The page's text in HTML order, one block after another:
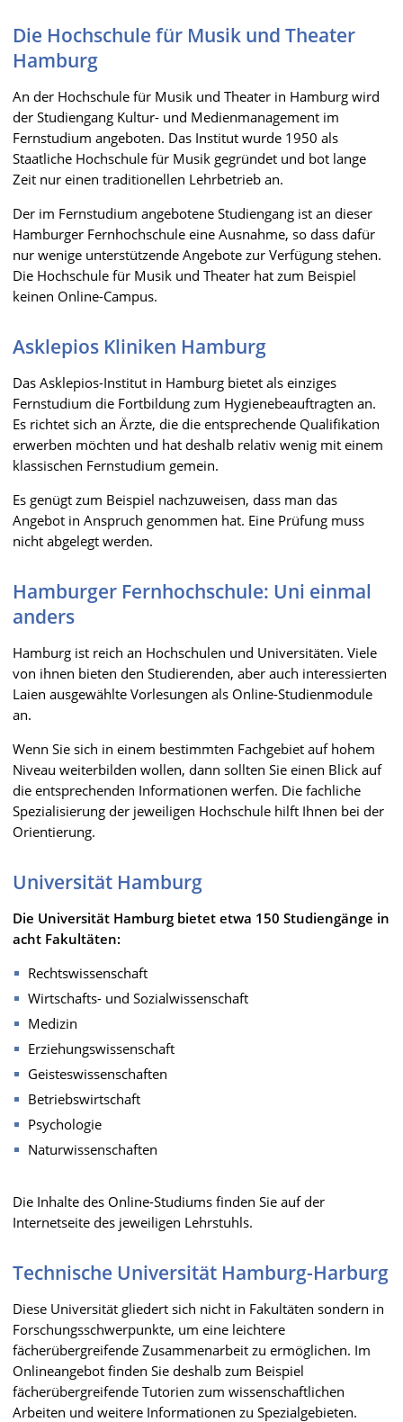
Die Hochschule für Musik und Theater
Hamburg
An der Hochschule für Musik und Theater in Hamburg wird
der Studiengang Kultur- und Medienmanagement im
Fernstudium angeboten. Das Institut wurde 1950 als
Staatliche Hochschule für Musik gegründet und bot lange
Zeit nur einen traditionellen Lehrbetrieb an.
Der im Fernstudium angebotene Studiengang ist an dieser
Hamburger Fernhochschule eine Ausnahme, so dass dafür
nur wenige unterstützende Angebote zur Verfügung stehen.
Die Hochschule für Musik und Theater hat zum Beispiel
keinen Online-Campus.
Asklepios Kliniken Hamburg
Das Asklepios-Institut in Hamburg bietet als einziges
Fernstudium die Fortbildung zum Hygienebeauftragten an.
Es richtet sich an Ärzte, die die entsprechende Qualifikation
erwerben möchten und hat deshalb relativ wenig mit einem
klassischen Fernstudium gemein.
Es genügt zum Beispiel nachzuweisen, dass man das
Angebot in Anspruch genommen hat. Eine Prüfung muss
nicht abgelegt werden.
Hamburger Fernhochschule: Uni einmal
anders
Hamburg ist reich an Hochschulen und Universitäten. Viele
von ihnen bieten den Studierenden, aber auch interessierten
Laien ausgewählte Vorlesungen als Online-Studienmodule
an.
Wenn Sie sich in einem bestimmten Fachgebiet auf hohem
Niveau weiterbilden wollen, dann sollten Sie einen Blick auf
die entsprechenden Informationen werfen. Die fachliche
Spezialisierung der jeweiligen Hochschule hilft Ihnen bei der
Orientierung.
Universität Hamburg
Die Universität Hamburg bietet etwa 150 Studiengänge in
acht Fakultäten:
Rechtswissenschaft
Wirtschafts- und Sozialwissenschaft
Medizin
Erziehungswissenschaft
Geisteswissenschaften
Betriebswirtschaft
Psychologie
Naturwissenschaften
Die Inhalte des Online-Studiums finden Sie auf der
Internetseite des jeweiligen Lehrstuhls.
Technische Universität Hamburg-Harburg
Diese Universität gliedert sich nicht in Fakultäten sondern in
Forschungsschwerpunkte, um eine leichtere
fächerübergreifende Zusammenarbeit zu ermöglichen. Im
Onlineangebot finden Sie deshalb zum Beispiel
fächerübergreifende Tutorien zum wissenschaftlichen
Arbeiten und weitere Informationen zu Spezialgebieten.